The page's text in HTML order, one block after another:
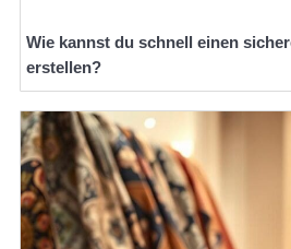
Wie kannst du schnell einen
erstellen?